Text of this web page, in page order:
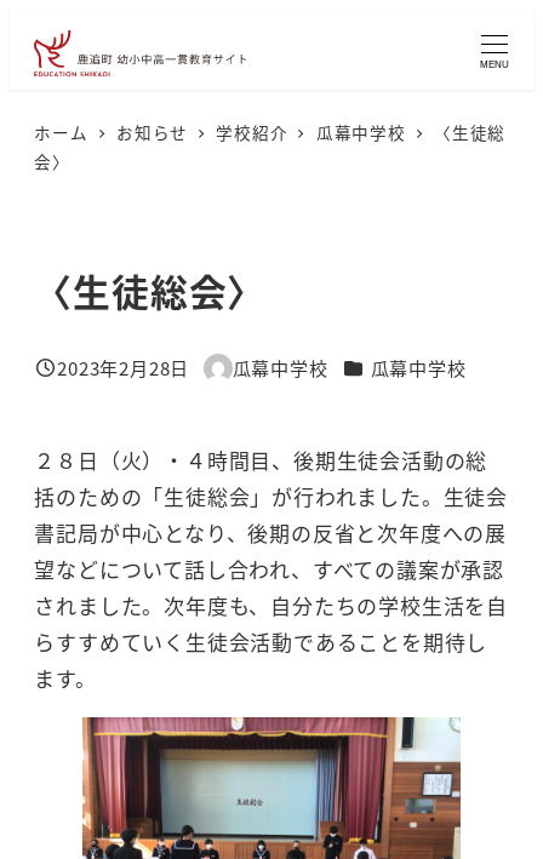
MENU
ホーム お知らせ 学校紹介 瓜幕中学校
〈生徒総
会〉
〈生徒総会〉
投稿日
2023年2月28日
著
瓜幕中学校 カテゴリー
瓜幕中学校
２８日（火）・４時間目、後期生徒会活動の総
括のための「生徒総会」が行われました。生徒会
書記局が中心となり、後期の反省と次年度への展
望などについて話し合われ、すべての議案が承認
されました。次年度も、自分たちの学校生活を自
らすすめていく生徒会活動であることを期待し
ます。